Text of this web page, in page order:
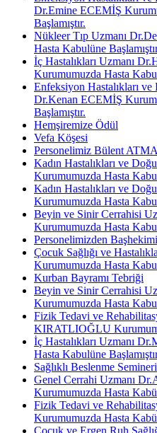
Dr.Emine ECEMİŞ
Başlamıştır.
Nükleer Tıp Uzmanı
Hasta Kabulüne
İç Hastalıkları Uzmanı
Kurumumuzda Hasta
Enfeksiyon Hastalıkları
Dr.Kenan ECEMİŞ
Başlamıştır.
Hemşiremize Ödül
Vefa Köşesi
Personelimiz Bülent
Kadın Hastalıkları ve
Kurumumuzda Hasta
Kadın Hastalıkları ve
Kurumumuzda Hasta
Beyin ve Sinir Cerrahisi
Kurumumuzda Hasta
Personelimizden
Çocuk Sağlığı ve
Kurumumuzda Hasta
Kurban Bayramı Tebriği
Beyin ve Sinir Cerrahisi
Kurumumuzda Hasta
Fizik Tedavi ve
KIRATLIOĞLU
İç Hastalıkları Uzmanı
Hasta Kabulüne
Sağlıklı Beslenme Semineri
Genel Cerrahi Uzmanı
Kurumumuzda Hasta
Fizik Tedavi ve
Kurumumuzda Hasta
Çocuk ve Ergen Ruh